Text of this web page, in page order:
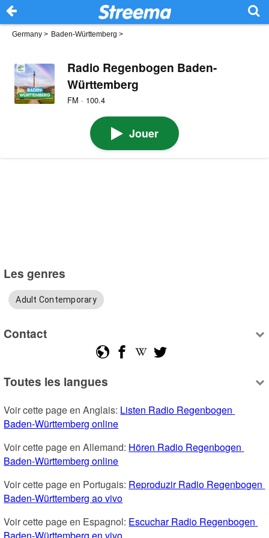
Germany > Baden-Württemberg >
Radio Regenbogen Baden-
Württemberg
FM · 100.4
Jouer
Les genres
Adult Contemporary
Contact
Toutes les langues
Voir cette page en Anglais: Listen Radio Regenbogen
Baden-Württemberg online
Voir cette page en Allemand: Hören Radio Regenbogen
Baden-Württemberg online
Voir cette page en Portugais: Reproduzir Radio Regenbogen
Baden-Württemberg ao vivo
Voir cette page en Espagnol: Escuchar Radio Regenbogen
Baden-Württemberg en vivo